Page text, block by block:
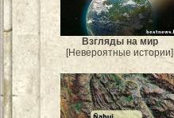
Взгляды на мир
[Невероятные истории]